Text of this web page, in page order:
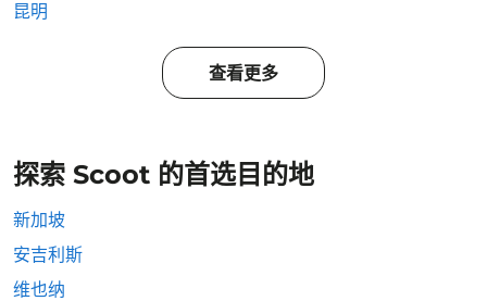
昆明
查看更多
探索 Scoot 的首选目的地
新加坡
安吉利斯
维也纳